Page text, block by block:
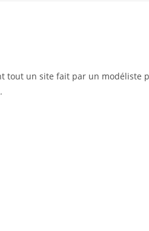
tout un site fait par un modéliste